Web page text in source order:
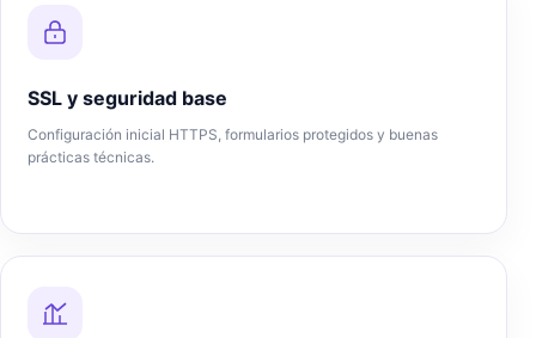
SSL y seguridad base
Configuración inicial HTTPS, formularios protegidos y buenas
prácticas técnicas.